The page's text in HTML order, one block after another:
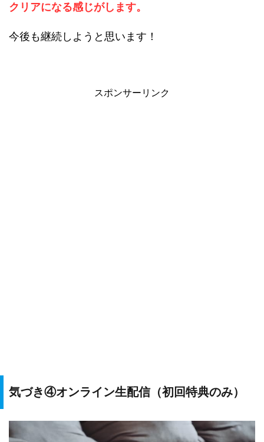
クリアになる感じがします。
今後も継続しようと思います！
スポンサーリンク
気づき④オンライン生配信（初回特典のみ）